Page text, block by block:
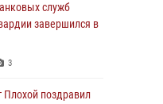
служб
завершился в
3
Плохой поздравил